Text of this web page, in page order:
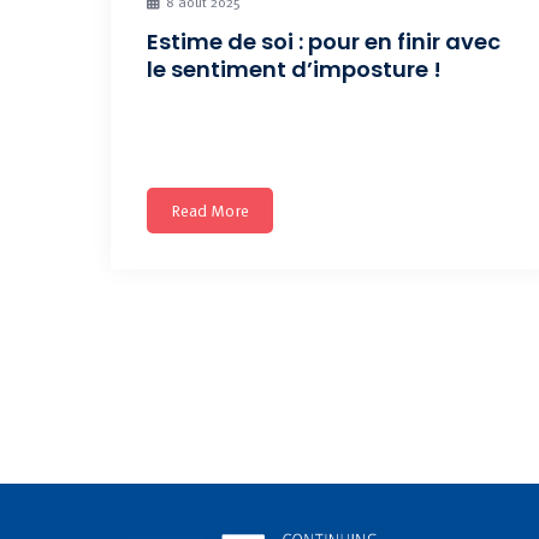
Estime de soi : pour en finir avec
le sentiment d’imposture !
Read More